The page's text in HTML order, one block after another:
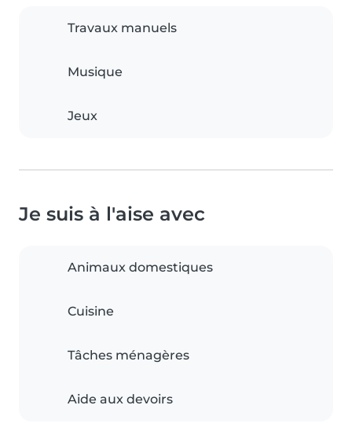
Travaux manuels
Musique
Jeux
Je suis à l'aise avec
Animaux domestiques
Cuisine
Tâches ménagères
Aide aux devoirs